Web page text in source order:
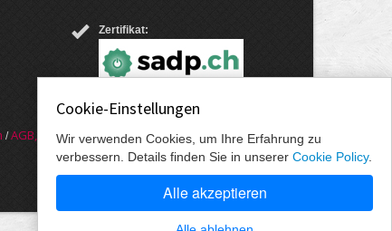
Zertifikat:
/AGB, Nut­zungs­bedin­gungen, Daten­schutz­er­
Cookie-Einstellungen
Wir verwenden Cookies, um Ihre Erfahrung zu
verbessern. Details finden Sie in unserer Cookie Policy.
Alle akzeptieren